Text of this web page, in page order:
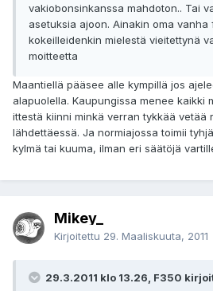
vakiobonsinkanssa mahdoton.. Tai
asetuksia ajoon. Ainakin oma vanha
kokeilleidenkin mielestä vieitettynä
moitteetta
Maantiellä pääsee alle kympillä jos
alapuolella. Kaupungissa menee kaikki
ittestä kiinni minkä verran tykkää vetää
lähdettäessä. Ja normiajossa toimii
kylmä tai kuuma, ilman eri säätöjä
Mikey_
Kirjoitettu 29. Maaliskuuta, 2011
29.3.2011 klo 13.26, F350